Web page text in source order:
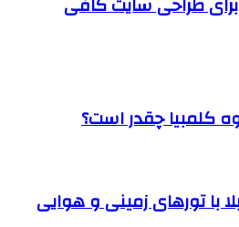
کلمبیا چقدر است؟
با تورهای زمینی و هوایی